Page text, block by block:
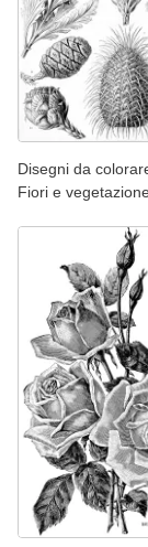
Disegni da
Fiori e